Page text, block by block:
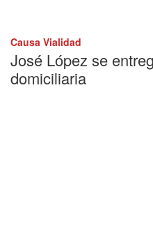
Causa Vialidad
José López se
domiciliaria